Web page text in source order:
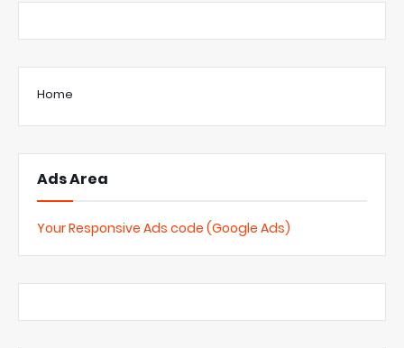
Home
Ads Area
Your Responsive Ads code (Google Ads)